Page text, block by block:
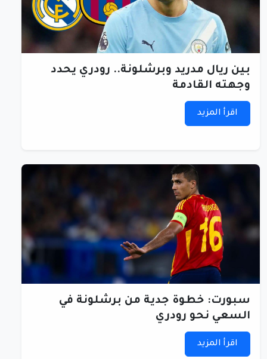
بين ريال مدريد وبرشلونة.. رودري يحدد
وجهته القادمة
اقرأ المزيد
سبورت: خطوة جدية من برشلونة في
السعي نحو رودري
اقرأ المزيد